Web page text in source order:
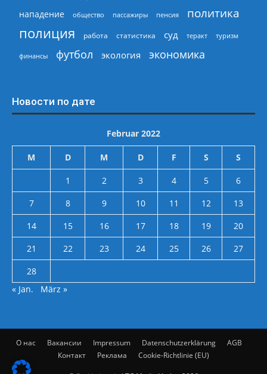
нападение
общество пассажиры пенсия политика
полиция работа статистика суд теракт туризм
финансы футбол экология экономика
Новости по дате
Februar 2022
M D M D F S S
1 2 3 4 5
6
7
8 9 10 11 12
13
14
15 16 17 18 19
20
21
22 23 24 25 26
27
28
« Jan.
März »
О нас Вакансии Impressum Datenschutzerklärung
AGB
Контакт
Реклама Cookie-Richtlinie (EU)